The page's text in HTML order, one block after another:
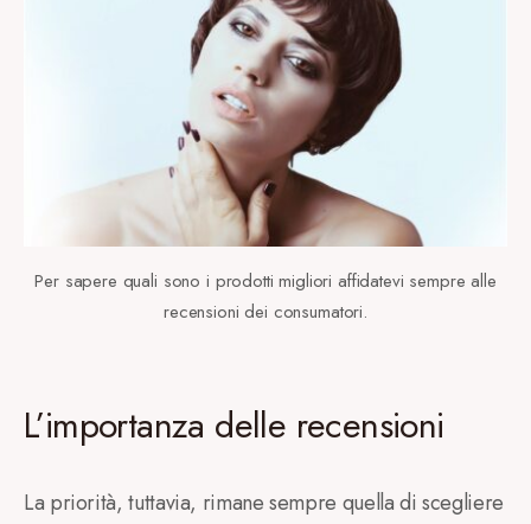
Per sapere quali sono i prodotti migliori affidatevi sempre alle
recensioni dei consumatori.
L’importanza delle recensioni
La priorità, tuttavia, rimane sempre quella di scegliere